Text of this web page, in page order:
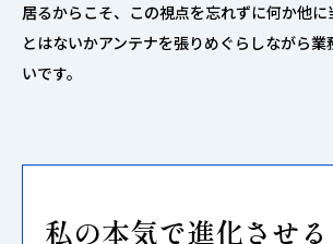
居るからこそ、この視点を忘れずに何か他
とはないかアンテナを張りめぐらしながら
いです。
私の本気で進化させる